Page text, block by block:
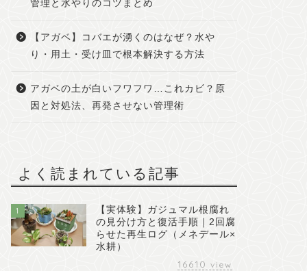
管理と水やりのコツまとめ
【アガベ】コバエが湧くのはなぜ？水や
り・用土・受け皿で根本解決する方法
アガベの土が白いフワフワ…これカビ？原
因と対処法、再発させない管理術
よく読まれている記事
1
【実体験】ガジュマル根腐れ
の見分け方と復活手順｜2回腐
らせた再生ログ（メネデール×
水耕）
16610 view